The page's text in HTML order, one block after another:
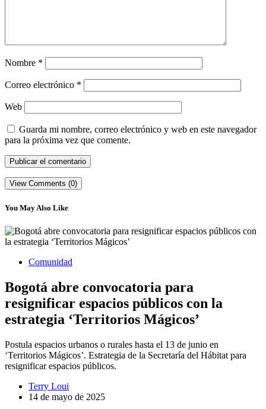
Nombre *
Correo electrónico *
Web
Guarda mi nombre, correo electrónico y web en este navegador
para la próxima vez que comente.
View Comments (0)
You May Also Like
Comunidad
Bogotá abre convocatoria para
resignificar espacios públicos con la
estrategia ‘Territorios Mágicos’
Postula espacios urbanos o rurales hasta el 13 de junio en
‘Territorios Mágicos’. Estrategia de la Secretaría del Hábitat para
resignificar espacios públicos.
Terry Loui
14 de mayo de 2025